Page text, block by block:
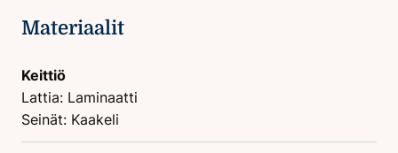
Materiaalit
Keittiö
Lattia: Laminaatti
Seinät: Kaakeli